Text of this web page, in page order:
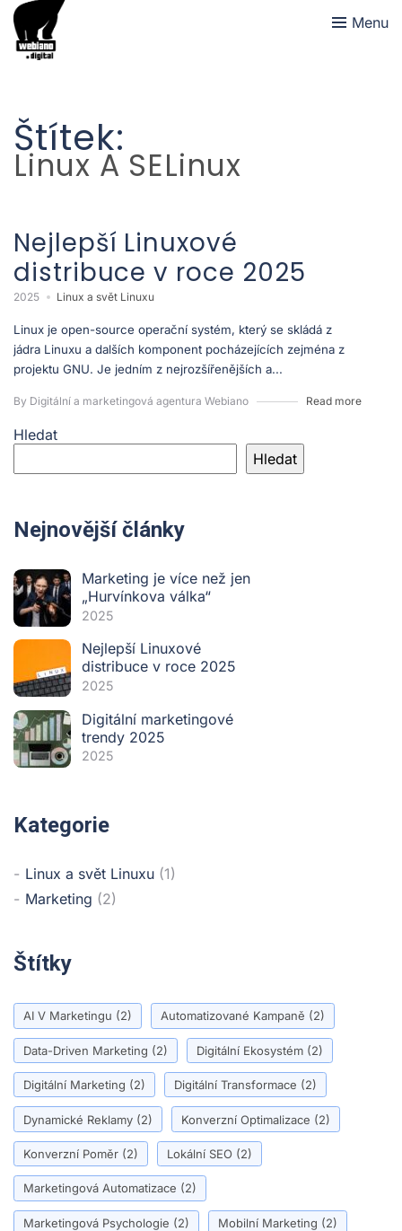
Menu
Štítek:
Linux A SELinux
Nejlepší Linuxové
distribuce v roce 2025
2025 Linux a svět Linuxu
Linux je open-source operační systém, který se skládá z
jádra Linuxu a dalších komponent pocházejících zejména z
projektu GNU. Je jedním z nejrozšířenějších a...
By Digitální a marketingová agentura Webiano Read more
Hledat
Hledat
Nejnovější články
Marketing je více než jen
„Hurvínkova válka“
2025
Nejlepší Linuxové
distribuce v roce 2025
2025
Digitální marketingové
trendy 2025
2025
Kategorie
Linux a svět Linuxu (1)
Marketing (2)
Štítky
AI V Marketingu (2) Automatizované Kampaně (2)
Data-Driven Marketing (2) Digitální Ekosystém (2)
Digitální Marketing (2) Digitální Transformace (2)
Dynamické Reklamy (2) Konverzní Optimalizace (2)
Konverzní Poměr (2) Lokální SEO (2)
Marketingová Automatizace (2)
Marketingová Psychologie (2) Mobilní Marketing (2)